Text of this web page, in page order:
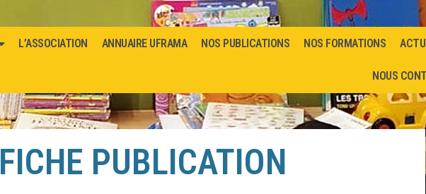
L’ASSOCIATION ANNUAIRE UFRAMA NOS PUBLICATIONS NOS FORMATIONS
NOUS
FICHE PUBLICATION